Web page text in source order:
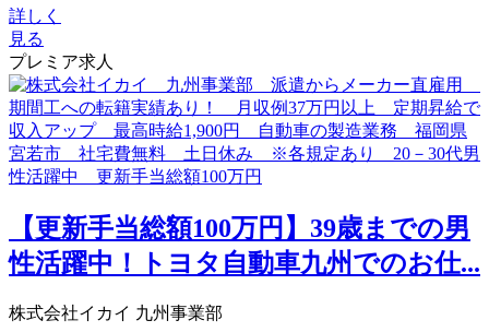
詳しく
見る
プレミア求人
【更新手当総額100万円】39歳までの男
性活躍中！トヨタ自動車九州でのお仕...
株式会社イカイ 九州事業部